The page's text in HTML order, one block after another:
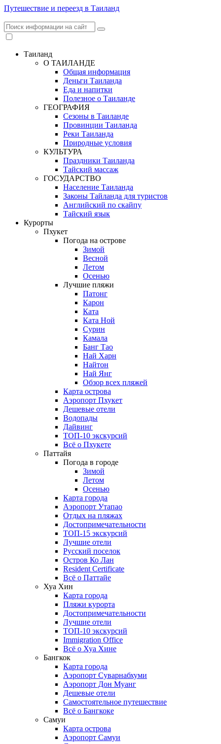
Путешествие и переезд в Таиланд
Таиланд
О ТАИЛАНДЕ
Общая информация
Деньги Таиланда
Еда и напитки
Полезное о Таиланде
ГЕОГРАФИЯ
Сезоны в Таиланде
Провинции Таиланда
Реки Таиланда
Природные условия
КУЛЬТУРА
Праздники Таиланда
Тайский массаж
ГОСУДАРСТВО
Население Таиланда
Законы Тайланда для туристов
Английский по скайпу
Тайский язык
Курорты
Пхукет
Погода на острове
Зимой
Весной
Летом
Осенью
Лучшие пляжи
Патонг
Карон
Ката
Ката Ной
Сурин
Камала
Банг Тао
Най Харн
Найтон
Най Янг
Обзор всех пляжей
Карта острова
Аэропорт Пхукет
Дешевые отели
Водопады
Дайвинг
ТОП-10 экскурсий
Всё о Пхукете
Паттайя
Погода в городе
Зимой
Летом
Осенью
Карта города
Аэропорт Утапао
Отдых на пляжах
Достопримечательности
ТОП-15 экскурсий
Лучшие отели
Русский поселок
Остров Ко Лан
Resident Certificate
Всё о Паттайе
Хуа Хин
Карта города
Пляжи курорта
Достопримечательности
Лучшие отели
ТОП-10 экскурсий
Immigration Office
Всё о Хуа Хине
Бангкок
Карта города
Аэропорт Суварнабхуми
Аэропорт Дон Муанг
Дешевые отели
Самостоятельное путешествие
Всё о Бангкоке
Самуи
Карта острова
Аэропорт Самуи